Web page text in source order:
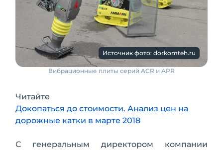
Источник фото: dorkomteh.ru
Вибрационные плиты серий ACR и APR
Читайте
Докопаться до стоимости. Анализ цен на
дорожные катки в марте 2018
С генеральным директором компании